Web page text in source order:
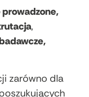
prowadzone,
,
zarówno dla